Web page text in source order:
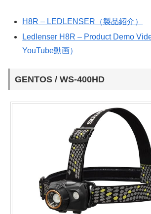
H8R – LEDLENSER（製品紹介）
Ledlenser H8R – Product Demo
YouTube動画）
GENTOS / WS-400HD